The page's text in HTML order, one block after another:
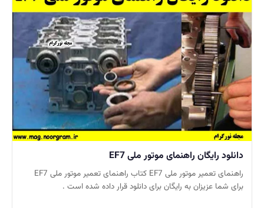
دانلود رایگان راهنمای موتور ملی EF7
راهنمای تعمیر موتور ملی EF7 کتاب راهنمای تعمیر موتور ملی EF7
برای شما عزیزان به رایگان برای دانلود قرار داده شده است .